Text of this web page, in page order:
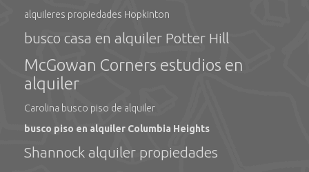
alquileres propiedades Hopkinton
busco casa en alquiler Potter Hill
McGowan Corners estudios en
alquiler
Carolina busco piso de alquiler
busco piso en alquiler Columbia Heights
Shannock alquiler propiedades